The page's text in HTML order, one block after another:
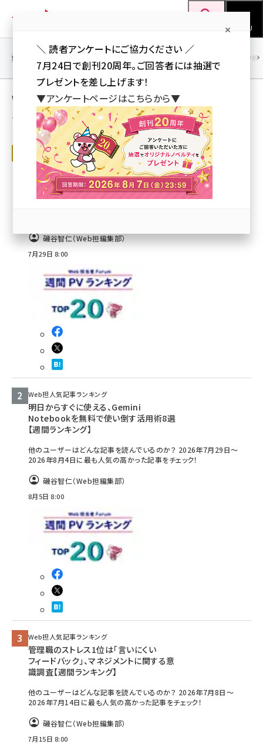
ン
MENU
seo (3516)
ai (2799)
youtube (2420)
note (2308)
z世代 (1617)
llmo (1155)
SEO アクセス解析／データ分析
Web担人気記事ランキング 人気記事ランキン
グ
Web担人気記事ランキング
「Google Search Console」に新機能
「プラットフォームプロパティ」を追加【週
間ランキング】
磯谷智仁（Web担編集部）
7月29日 8:00
Web担人気記事ランキング
明日からすぐに使える、Gemini
Notebookを無料で使い倒す活用術8選
【週間ランキング】
他のユーザーはどんな記事を読んでいるのか？ 2026年7月29日～
2026年8月4日に最も人気の高かった記事をチェック！
磯谷智仁（Web担編集部）
8月5日 8:00
Web担人気記事ランキング
管理職のストレス1位は「言いにくい
フィードバック」、マネジメントに関する意
識調査【週間ランキング】
他のユーザーはどんな記事を読んでいるのか？ 2026年7月8日～
2026年7月14日に最も人気の高かった記事をチェック！
磯谷智仁（Web担編集部）
7月15日 8:00
＼ 読者アンケートにご協力ください ／
7月24日で創刊20周年。ご回答者には抽選で
プレゼントを差し上げます！
▼アンケートページはこちらから▼